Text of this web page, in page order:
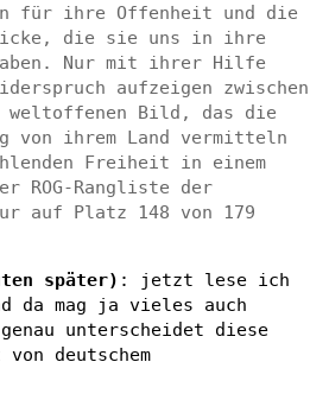
für ihre Offenheit und die
die sie uns in ihre
Nur mit ihrer Hilfe
aufzeigen zwischen
weltoffenen Bild, das die
von ihrem Land vermitteln
Freiheit in einem
ROG-Rangliste der
auf Platz 148 von 179
später) : jetzt lese ich
da mag ja vieles auch
unterscheidet diese
deutschem